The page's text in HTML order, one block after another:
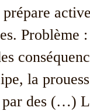
la
par des (…)